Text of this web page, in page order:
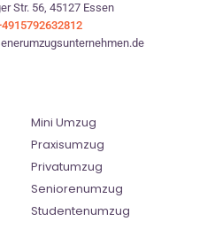
Str. 56, 45127 Essen
Mini Umzug
Praxisumzug
Privatumzug
Seniorenumzug
Studentenumzug